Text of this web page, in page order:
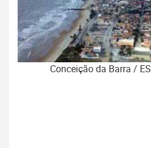
Conceição da Barra / ES